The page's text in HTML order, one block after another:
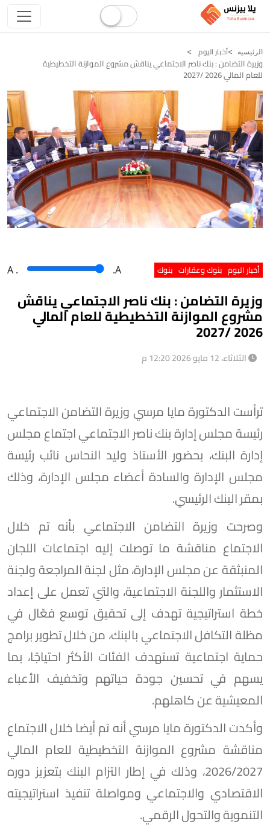
الرئيسيه أخبار اليوم
وزيرة التضامن : بنك ناصر الاجتماعي يناقش مشروع الموازنة التخطيطية
للعام المالي 2026 /2027
أخبار اليوم بنوك وعقارات بنوك A . .A
وزيرة التضامن : بنك ناصر الاجتماعي يناقش
مشروع الموازنة التخطيطية للعام المالي
2026 /2027
الثلاثاء، 12 مايو 2026 12:20 م
ترأست الدكتورة مايا مرسي وزيرة التضامن الاجتماعي
رئيسة مجلس إدارة بنك ناصر الاجتماعي اجتماع مجلس
إدارة البنك، بحضور الأستاذ وليد النحاس نائب رئيسة
مجلس الإدارة والسادة أعضاء مجلس الإدارة، وذلك
بمقر البنك الرئيسي.
وصرحت وزيرة التضامن الاجتماعي بأنه تم خلال
الاجتماع مناقشة ما توصلت إليه اجتماعات اللجان
المنبثقة عن مجلس الإدارة، مثل لجنة المراجعة ولجنة
الاستثمار واللجنة الاجتماعية، والتي تعمل على إعداد
خطة استراتيجية تهدف إلى تحقيق توسع فعّال في
مظلة التكافل الاجتماعي بالبنك، من خلال تطوير برامج
حماية اجتماعية تستهدف الفئات الأكثر احتياجًا، بما
يسهم في تحسين جودة حياتهم وتخفيف الأعباء
المعيشية عن كاهلهم.
وأكدت الدكتورة مايا مرسي أنه تم أيضا خلال الاجتماع
مناقشة مشروع الموازنة التخطيطية للعام المالي
2026/2027، وذلك في إطار التزام البنك بتعزيز دوره
الاقتصادي والاجتماعي ومواصلة تنفيذ استراتيجيته
التنموية والتحول الرقمي.